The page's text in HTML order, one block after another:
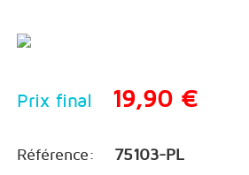
Prix final 19,90 €
Référence: 75103-PL